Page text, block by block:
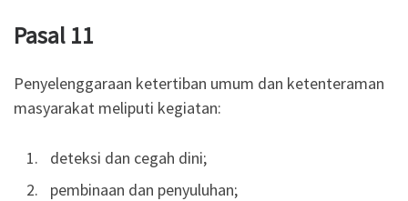
Pasal 11
Penyelenggaraan ketertiban umum dan ketenteraman
masyarakat meliputi kegiatan:
deteksi dan cegah dini;
pembinaan dan penyuluhan;